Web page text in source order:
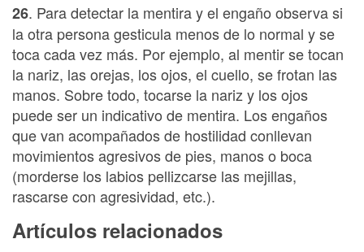
26. Para detectar la mentira y el engaño observa si
la otra persona gesticula menos de lo normal y se
toca cada vez más. Por ejemplo, al mentir se tocan
la nariz, las orejas, los ojos, el cuello, se frotan las
manos. Sobre todo, tocarse la nariz y los ojos
puede ser un indicativo de mentira. Los engaños
que van acompañados de hostilidad conllevan
movimientos agresivos de pies, manos o boca
(morderse los labios pellizcarse las mejillas,
rascarse con agresividad, etc.).
Artículos relacionados